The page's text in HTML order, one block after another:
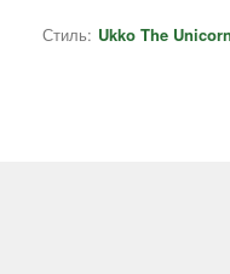
Стиль: Ukko The